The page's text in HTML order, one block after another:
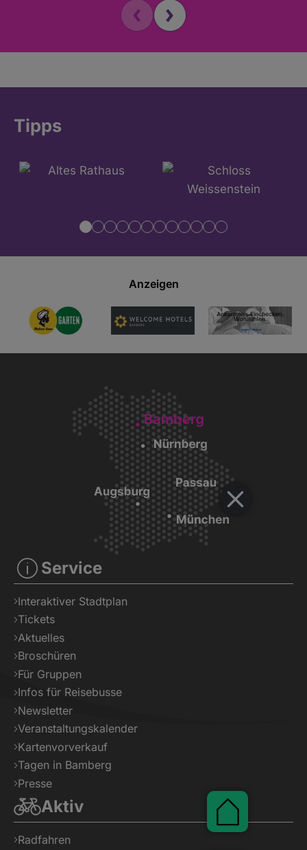
Tipps
Anzeigen
Service
Interaktiver Stadtplan
Tickets
Aktuelles
Broschüren
Für Gruppen
Infos für Reisebusse
Newsletter
Veranstaltungskalender
Kartenvorverkauf
Tagen in Bamberg
Presse
Aktiv
Radfahren